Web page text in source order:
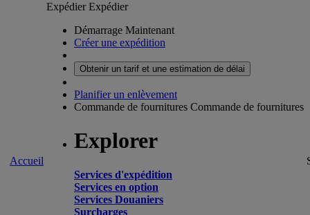
Accueil
ExpédierExpédier
Démarrage Maintenant
Créer une expédition
Obtenir un tarif et une estimation de délai
Planifier un enlèvement
Commande de fournitures Commande de fournitures
Explorer
Services d'expédition
Services en option
Services Douaniers
Surcharges